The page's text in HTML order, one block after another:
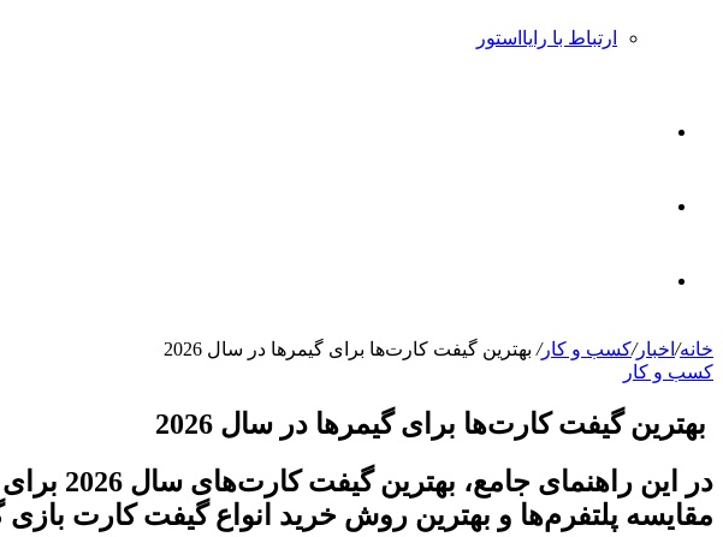
ارتباط با رایااستور
برای خانه/ اخبار/کسب و کار/ بهترین گیفت کارت‌ها برای گیمرها در سال 2026
کسب و کار
بهترین گیفت کارت‌ها برای گیمرها در سال 2026
در این
مقایسه پلتفرم‌ها و بهترین روش خرید انواع گیفت کارت